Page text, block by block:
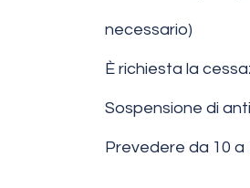
necessario)
È richiesta la
Sospensione di
Prevedere da 10 a